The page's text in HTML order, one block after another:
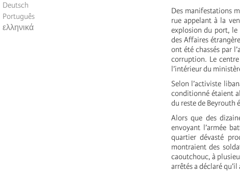
Deutsch
Português
ελληνικά
Des manifestations
rue appelant à la
explosion du port, le
des Affaires
ont été chassés par
corruption. Le
l’intérieur du
Selon l’activiste
conditionné étaient
du reste de Beyrouth
Alors que des
envoyant l’armée
quartier dévasté
montraient des
caoutchouc, à
arrêtés a déclaré